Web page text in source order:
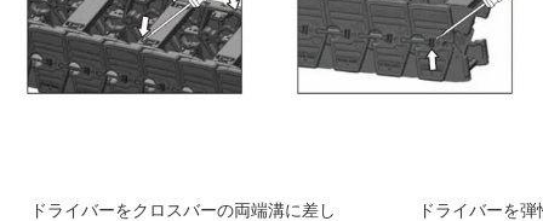
ドライバーをクロスバーの両端溝に差し
ドライバーを